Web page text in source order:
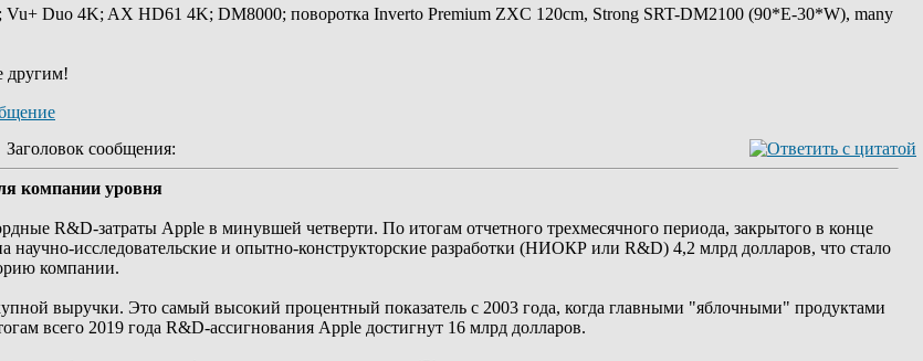
Duo 4K; AX HD61 4K; DM8000; поворотка Inverto Premium ZXC 120cm, Strong SRT-DM2100 (90*E-30*W), many
другим!
Заголовок сообщения:
компании уровня
R&D-затраты Apple в минувшей четверти. По итогам отчетного трехмесячного периода, закрытого в конце
научно-исследовательские и опытно-конструкторские разработки (НИОКР или R&D) 4,2 млрд долларов, что стало
компании.
выручки. Это самый высокий процентный показатель с 2003 года, когда главными "яблочными" продуктами
всего 2019 года R&D-ассигнования Apple достигнут 16 млрд долларов.